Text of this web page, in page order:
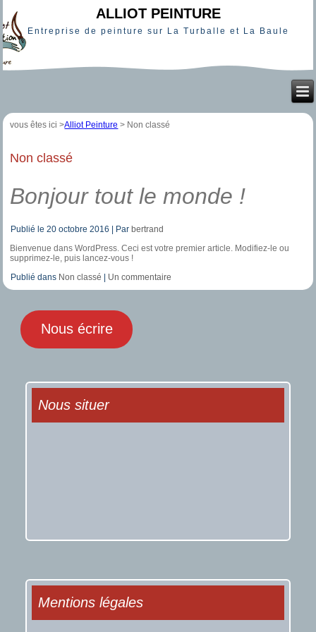
ALLIOT PEINTURE
Entreprise de peinture sur La Turballe et La Baule
vous êtes ici >Alliot Peinture > Non classé
Non classé
Bonjour tout le monde !
Publié le 20 octobre 2016 Par bertrand
Bienvenue dans WordPress. Ceci est votre premier article. Modifiez-le ou
supprimez-le, puis lancez-vous !
Publié dans Non classé Un commentaire
Nous écrire
Nous situer
Mentions légales